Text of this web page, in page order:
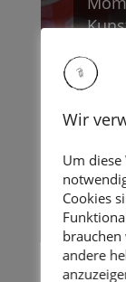
Mit
Wir
Um
Cookies
andere